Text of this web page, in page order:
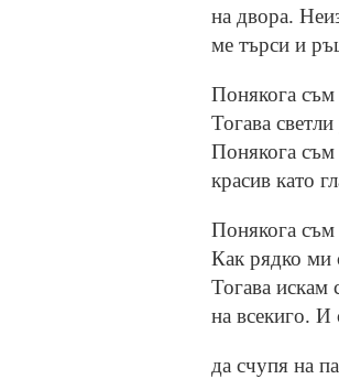
на двора.
ме търси и
Понякога съм
Тогава
Понякога съм
красив като
Понякога
Как рядко ми
Тогава искам
на всекиго. И
да счупя на